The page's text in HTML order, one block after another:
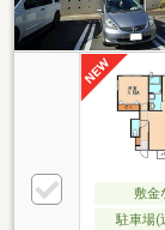
敷金
駐車場(